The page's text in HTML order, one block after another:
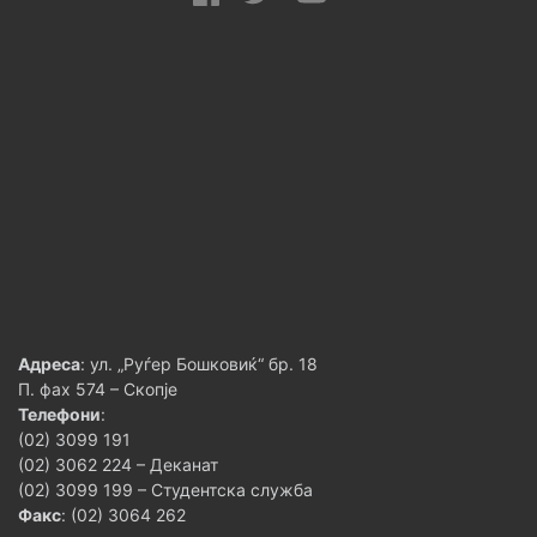
Адреса: ул. „Руѓер Бошковиќ“ бр. 18
П. фах 574 – Скопје
Телефони:
(02) 3099 191
(02) 3062 224 – Деканат
(02) 3099 199 – Студентска служба
Факс: (02) 3064 262